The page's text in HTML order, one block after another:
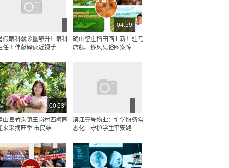
假眼科就诊量攀升！眼科
任王伟献解读近视手
04:59
确山留庄稻田画上新！驻马
店舰、移风易俗图案惊
00:53
山县竹沟镇王岗村西梅园
来采摘旺季 市民结
滨江壹号物业：护学服务常
态化，守护学生平安路